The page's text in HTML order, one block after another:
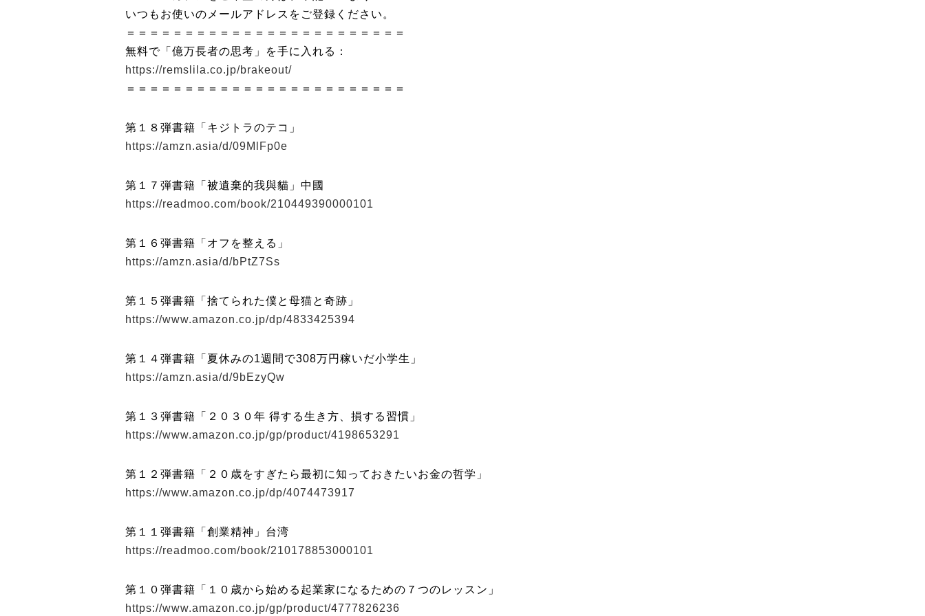
いつもお使いのメールアドレスをご登録ください。
＝＝＝＝＝＝＝＝＝＝＝＝＝＝＝＝＝＝＝＝＝＝＝＝
無料で「億万長者の思考」を手に入れる：
https://remslila.co.jp/brakeout/
＝＝＝＝＝＝＝＝＝＝＝＝＝＝＝＝＝＝＝＝＝＝＝＝
第１８弾書籍「キジトラのテコ」
https://amzn.asia/d/09MlFp0e
第１７弾書籍「被遺棄的我與貓」中國
https://readmoo.com/book/210449390000101
第１６弾書籍「オフを整える」
https://amzn.asia/d/bPtZ7Ss
第１５弾書籍「捨てられた僕と母猫と奇跡」
https://www.amazon.co.jp/dp/4833425394
第１４弾書籍「夏休みの1週間で308万円稼いだ小学生」
https://amzn.asia/d/9bEzyQw
第１３弾書籍「２０３０年 得する生き方、損する習慣」
https://www.amazon.co.jp/gp/product/4198653291
第１２弾書籍「２０歳をすぎたら最初に知っておきたいお金の哲学」
https://www.amazon.co.jp/dp/4074473917
第１１弾書籍「創業精神」台湾
https://readmoo.com/book/210178853000101
第１０弾書籍「１０歳から始める起業家になるための７つのレッスン」
https://www.amazon.co.jp/gp/product/4777826236